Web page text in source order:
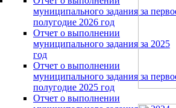
муниципального задания за
полугодие 2026 год
Отчет о выполнении
муниципального задания за 2025
год
Отчет о выполнении
муниципального задания за
полугодие 2025 год
Отчет о выполнении